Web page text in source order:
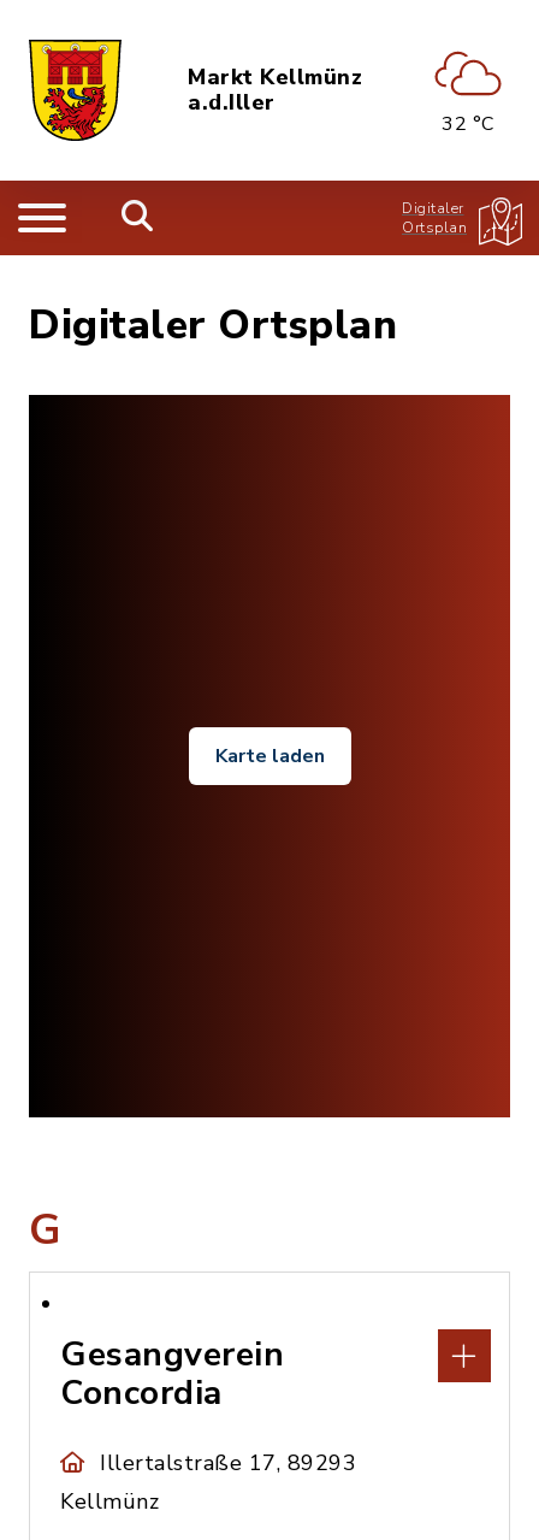
Markt Kellmünz
a.d.Iller
32 °C
Digitaler
Ortsplan
Digitaler Ortsplan
Karte laden
G
Gesangverein
Concordia
Illertalstraße 17, 89293
Kellmünz